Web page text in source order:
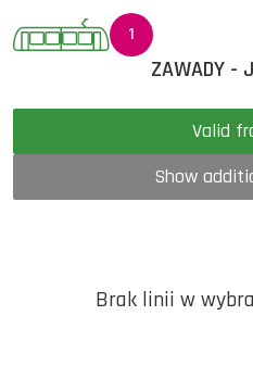
1
ZAWADY -
Show
Brak linii w